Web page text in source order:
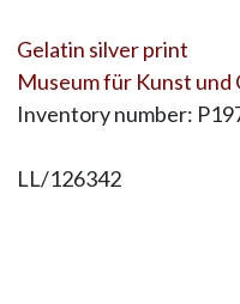
Gelatin silver print
Museum für Kunst und
Inventory number:
LL/126342